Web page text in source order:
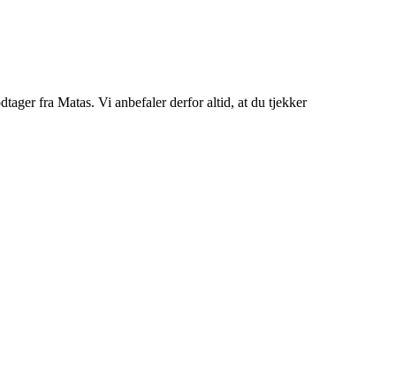
fra Matas. Vi anbefaler derfor altid, at du tjekker